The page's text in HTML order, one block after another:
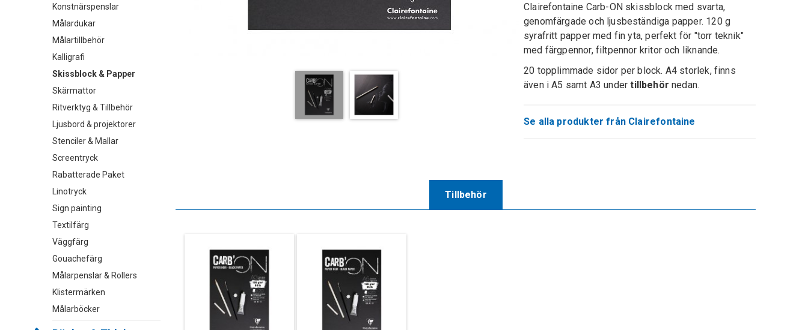
Konstnärspenslar
Målardukar
Målartillbehör
Kalligrafi
Skissblock & Papper
Skärmattor
Ritverktyg & Tillbehör
Ljusbord & projektorer
Stenciler & Mallar
Screentryck
Rabatterade Paket
Linotryck
Sign painting
Textilfärg
Väggfärg
Gouachefärg
Målarpenslar & Rollers
Klistermärken
Målarböcker
Clairefontaine Carb-ON skissblock med svarta,
genomfärgade och ljusbeständiga papper. 120 g
syrafritt papper med fin yta, perfekt för "torr teknik"
med färgpennor, filtpennor kritor och liknande.
20 topplimmade sidor per block. A4 storlek, finns
även i A5 samt A3 undertillbehör nedan.
Se alla produkter från Clairefontaine
Tillbehör